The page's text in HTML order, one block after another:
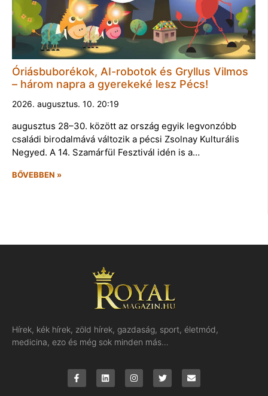
Óriásbuborékok, AI-robotok és Gryllus Vilmos
– három napra a gyerekeké lesz Pécs!
2026. augusztus. 10. 20:19
augusztus 28–30. között az ország egyik legvonzóbb
családi birodalmává változik a pécsi Zsolnay Kulturális
Negyed. A 14. Szamárfül Fesztivál idén is a…
BŐVEBBEN »
Hírek, kék hírek, zöld hírek, gazdaság, sport, életmód,
medicina, ezo és még sok minden más…